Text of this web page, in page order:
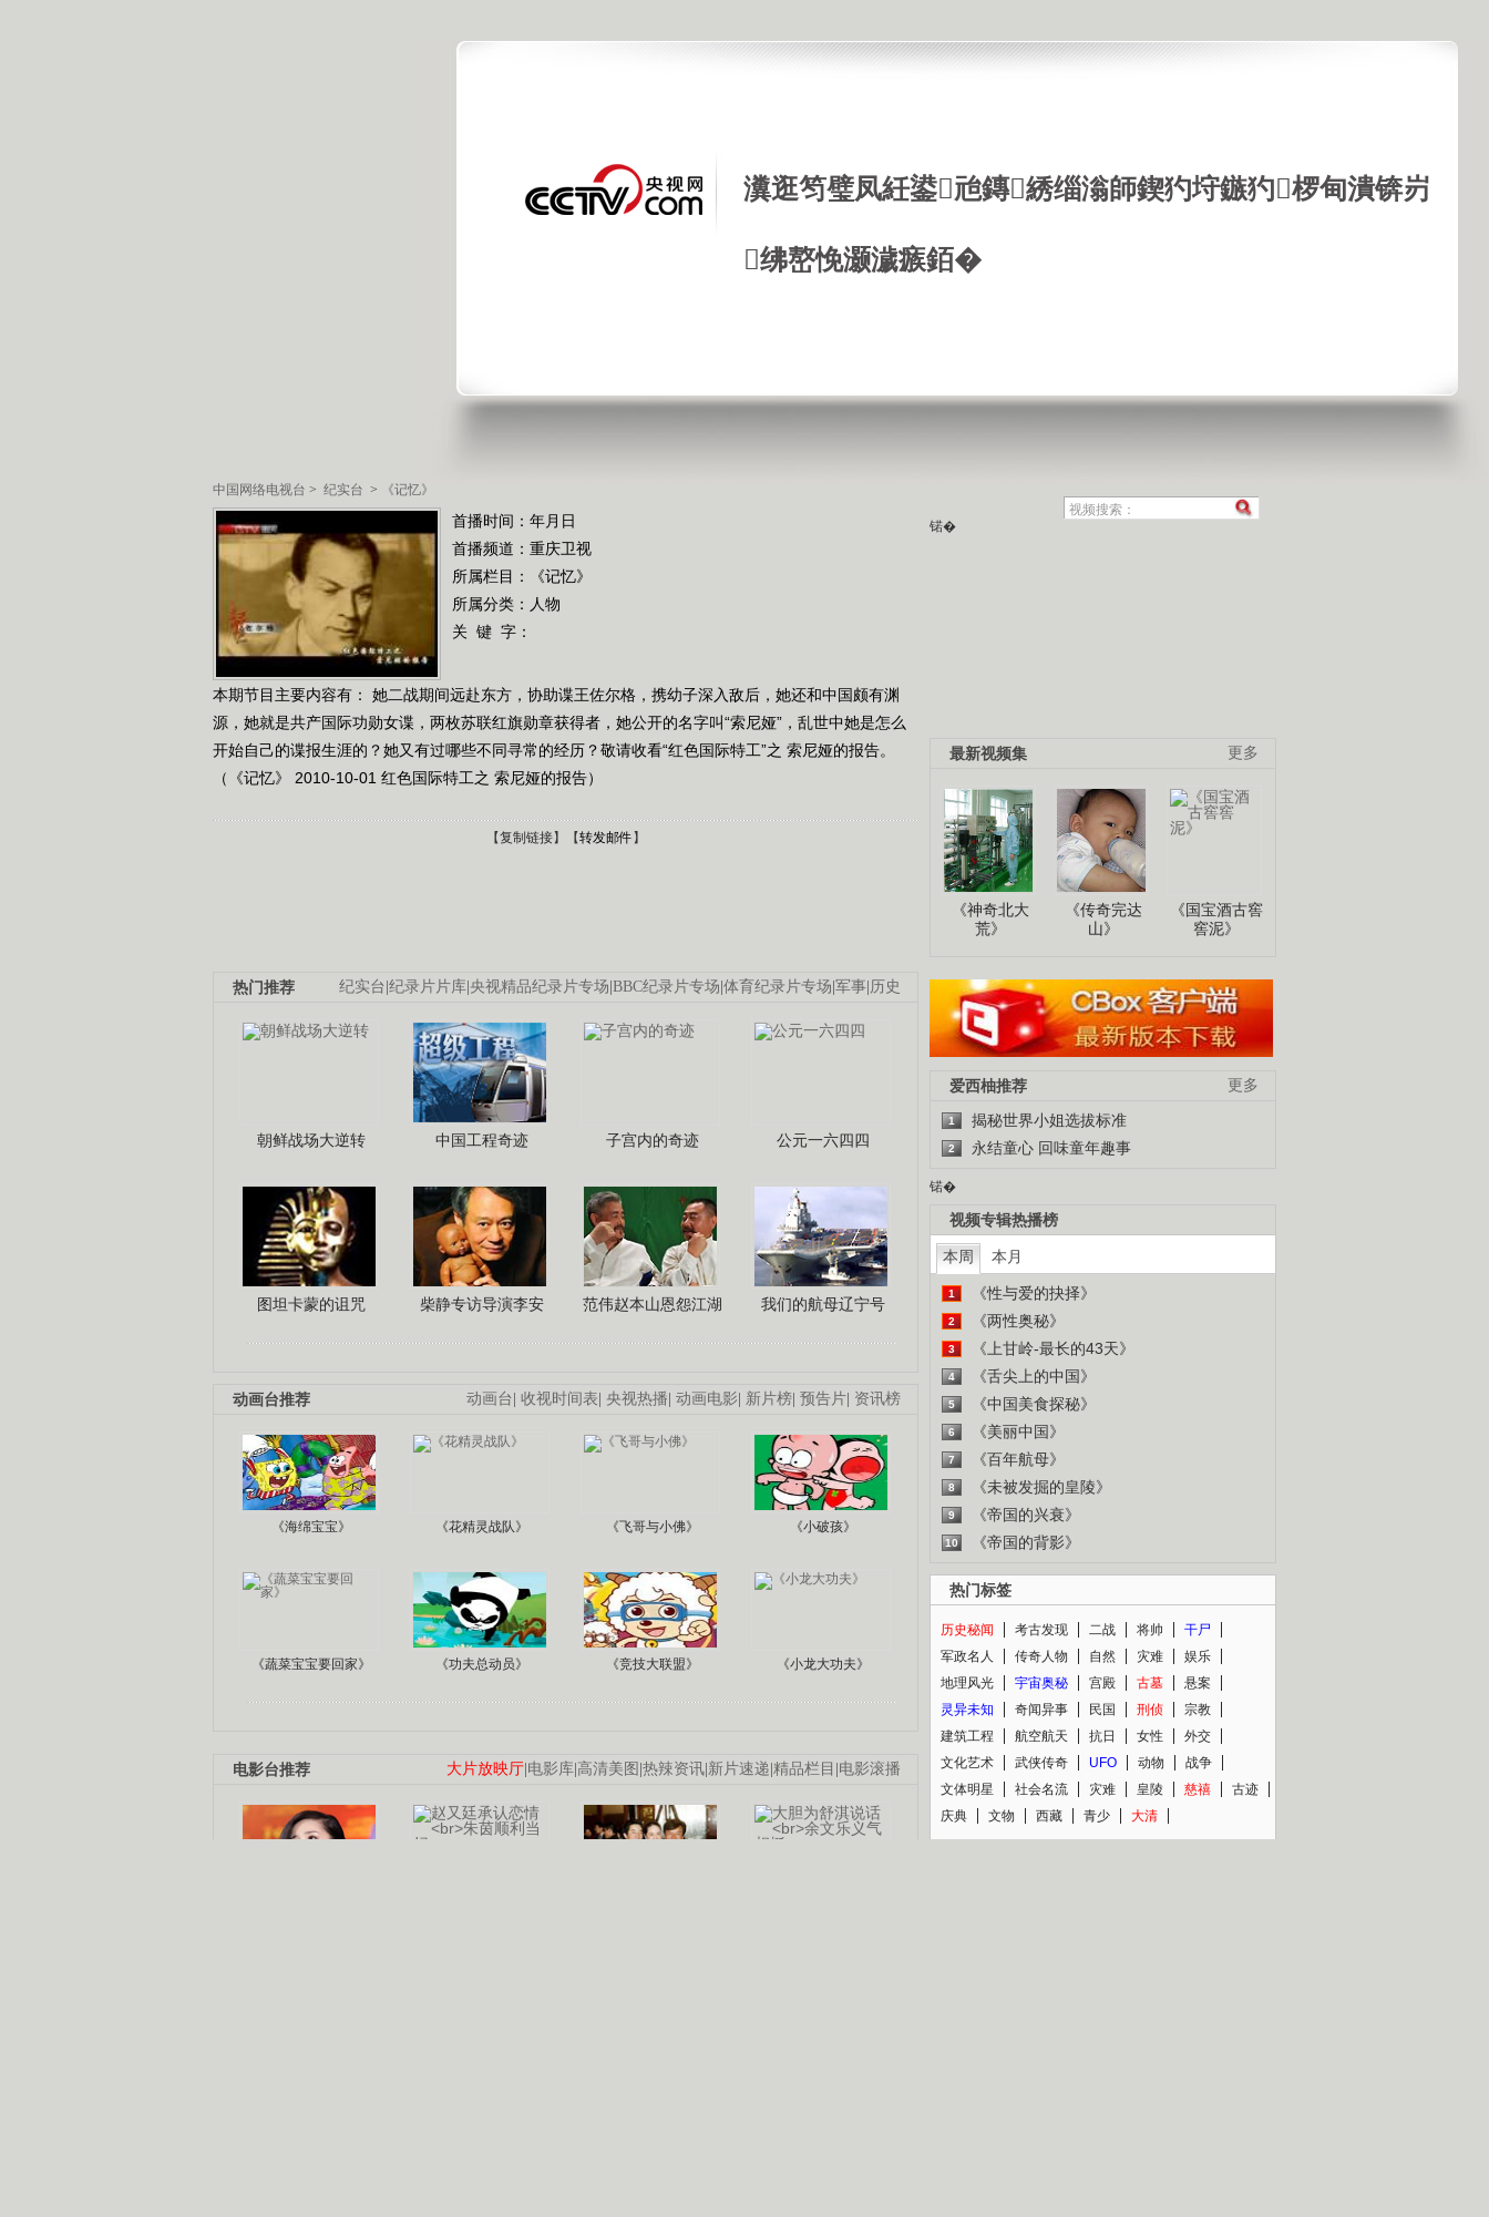
瀵逛笉璧凤紝鍙兘鏄綉缁滃師鍥犳垨鏃犳椤甸潰锛岃
绋嶅悗灏濊瘯銆�
中国网络电视台 > 纪实台 > 《记忆》
首播时间：年月日
首播频道： 重庆卫视
所属栏目：
《记忆》
所属分类：人物
关 键 字：
本期节目主要内容有： 她二战期间远赴东方，协助谍王佐尔格，携幼子深入敌后，她还和中国颇有渊
源，她就是共产国际功勋女谍，两枚苏联红旗勋章获得者，她公开的名字叫“索尼娅”，乱世中她是怎么
开始自己的谍报生涯的？她又有过哪些不同寻常的经历？敬请收看“红色国际特工”之 索尼娅的报告。
（《记忆》 2010-10-01 红色国际特工之 索尼娅的报告）
【复制链接】【转发邮件 】
纪实台 纪录片片库 央视精品纪录片专场 BBC纪录片专场 体育纪录片专场 军事 历史
热门推荐
朝鲜战场大逆转 中国工程奇迹 子宫内的奇迹 公元一六四四
图坦卡蒙的诅咒 柴静专访导演李安 范伟赵本山恩怨江湖 我们的航母辽宁号
动画台 收视时间表 央视热播 动画电影 新片榜 预告片 资讯榜
动画台推荐
《海绵宝宝》 《花精灵战队》 《飞哥与小佛》 《小破孩》
《蔬菜宝宝要回家》 《功夫总动员》 《竞技大联盟》 《小龙大功夫》
大片放映厅 电影库 高清美图 热辣资讯 新片速递 精品栏目 电影滚播
电影台推荐
锘�
更多
最新视频集
《神奇北大
荒》
《传奇完达
山》
《国宝酒古窖
窖泥》
更多
爱西柚推荐
1 揭秘世界小姐选拔标准
2 永结童心 回味童年趣事
锘�
视频专辑热播榜
本周 本月
1 《性与爱的抉择》
2 《两性奥秘》
3 《上甘岭-最长的43天》
4 《舌尖上的中国》
5 《中国美食探秘》
6 《美丽中国》
7 《百年航母》
8 《未被发掘的皇陵》
9 《帝国的兴衰》
10 《帝国的背影》
热门标签
历史秘闻 考古发现 二战 将帅
干尸
军政名人
传奇人物 自然 灾难
娱乐
地理风光
宇宙奥秘 宫殿 古墓
悬案
灵异未知
奇闻异事 民国 刑侦
宗教
建筑工程
航空航天 抗日 女性
外交
文化艺术
武侠传奇 UFO 动物
战争
文体明星
社会名流 灾难 皇陵 慈禧
古迹
庆典
文物 西藏 青少 大清